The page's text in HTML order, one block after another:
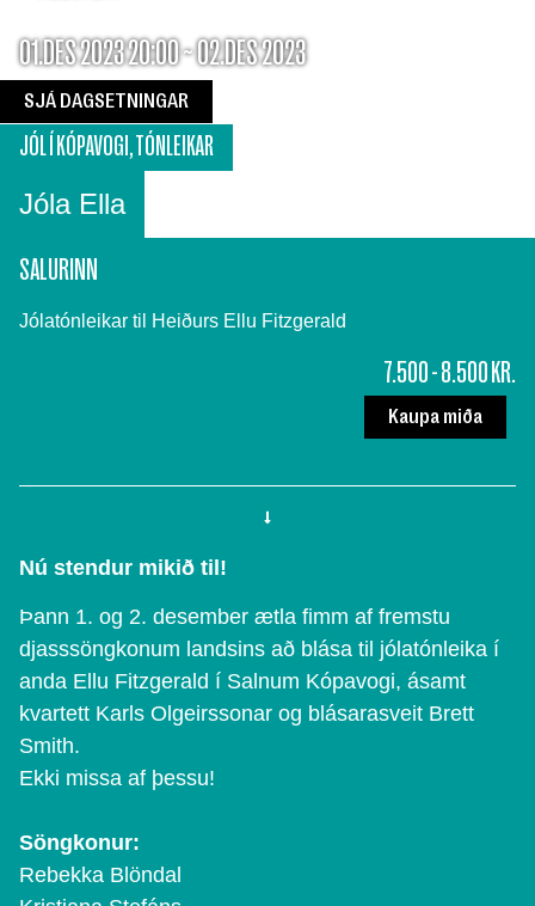
01.DES 2023 20:00 ~ 02.DES 2023
SJÁ DAGSETNINGAR
Jóla Ella
JÓL Í KÓPAVOGI ,TÓNLEIKAR
SALURINN
Jólatónleikar til Heiðurs Ellu Fitzgerald
7.500 - 8.500 KR.
Kaupa miða
Nú stendur mikið til!
Þann 1. og 2. desember ætla fimm af fremstu
djasssöngkonum landsins að blása til jólatónleika í
anda Ellu Fitzgerald í Salnum Kópavogi, ásamt
kvartett Karls Olgeirssonar og blásarasveit Brett
Smith.
Ekki missa af þessu!
Söngkonur:
Rebekka Blöndal